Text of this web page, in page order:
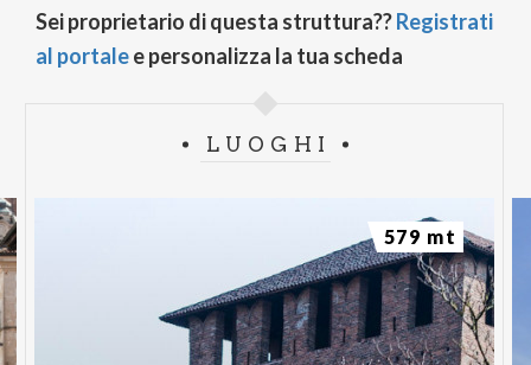
Sei proprietario di questa struttura??Registrati
al portalee personalizza la tua scheda
LUOGHI
579 mt